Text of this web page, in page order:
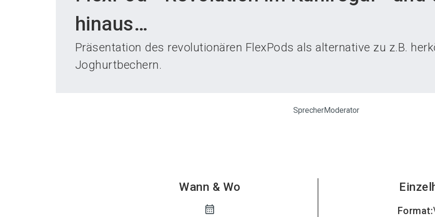
hinaus…
Präsentation des revolutionären FlexPods als alternative zu z.B.
Joghurtbechern.
SprecherModerator
Wann & Wo
calendar_month
Format: